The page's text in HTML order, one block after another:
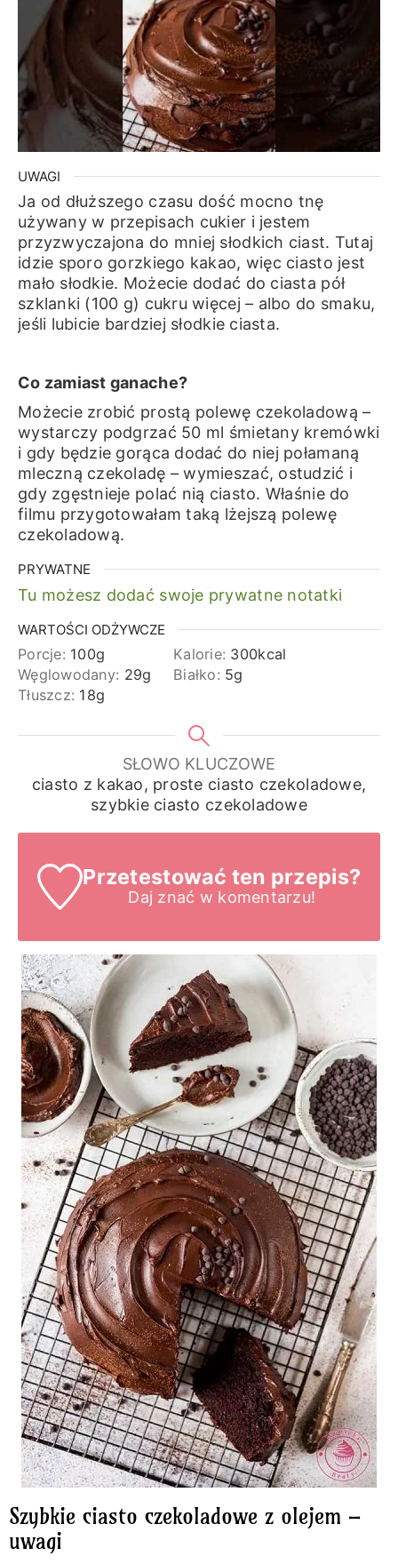
UWAGI
Ja od dłuższego czasu dość mocno tnę
używany w przepisach cukier i jestem
przyzwyczajona do mniej słodkich ciast. Tutaj
idzie sporo gorzkiego kakao, więc ciasto jest
mało słodkie. Możecie dodać do ciasta pół
szklanki (100 g) cukru więcej – albo do smaku,
jeśli lubicie bardziej słodkie ciasta.
Co zamiast ganache?
Możecie zrobić prostą polewę czekoladową –
wystarczy podgrzać 50 ml śmietany kremówki
i gdy będzie gorąca dodać do niej połamaną
mleczną czekoladę – wymieszać, ostudzić i
gdy zgęstnieje polać nią ciasto. Właśnie do
filmu przygotowałam taką lżejszą polewę
czekoladową.
PRYWATNE
Tu możesz dodać swoje prywatne notatki
WARTOŚCI ODŻYWCZE
Porcje: 100g Kalorie: 300kcal
Węglowodany: 29g Białko: 5g
Tłuszcz: 18g
SŁOWO KLUCZOWE
ciasto z kakao, proste ciasto czekoladowe,
szybkie ciasto czekoladowe
Przetestować ten przepis?
Daj znać w komentarzu!
Szybkie ciasto czekoladowe z olejem –
uwagi